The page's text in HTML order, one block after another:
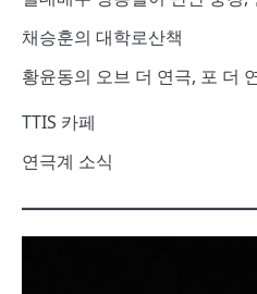
채승훈의 대학로산책
황윤동의 오브 더 연극, 포 더
TTIS 카페
연극계 소식